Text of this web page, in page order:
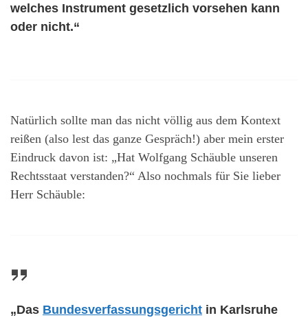
welches Instrument gesetzlich vorsehen kann
oder nicht.“
Natürlich sollte man das nicht völlig aus dem Kontext
reißen (also lest das ganze Gespräch!) aber mein erster
Eindruck davon ist: „Hat Wolfgang Schäuble unseren
Rechtsstaat verstanden?“ Also nochmals für Sie lieber
Herr Schäuble:
„Das Bundesverfassungsgericht in Karlsruhe